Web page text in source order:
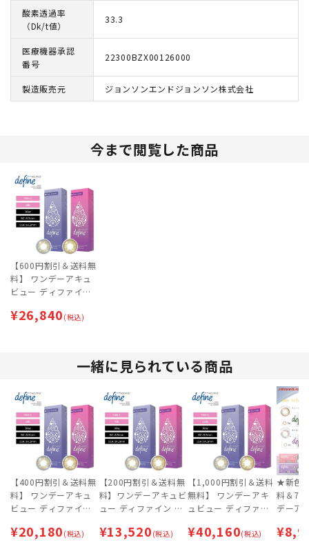
酸素透過率
（Dk/t値）
33.3
医療機器承認
番号
22300BZX00126000
製造販売元 ジョンソンエンドジョンソン株式会社
今まで閲覧した商品
【600円割引＆送料無
料】 ワンデーアキュ
ビュー ディファイン
シリーズ (1箱30枚入)
¥26,840 (税込)
一緒に見られている商品
【400円割引＆送料無
料】 ワンデーアキュ
ビュー ディファイン
シリーズ (1箱30枚入)
¥20,180 (税込)
【200円割引＆送料無
料】ワンデーアキュビ
ュー ディファイン モ
リーズ (1箱30枚入)×
¥13,520 (税込)
【1,000円割引＆送料
無料】 ワンデーアキ
ュビュー ディファイ
ュシリーズ (1箱30枚
¥40,160(税込)
★新色
料＆
デーア
(1箱10
¥